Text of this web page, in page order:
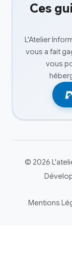
Ces
L'Atelier
vous a fait
vous
© 2026
Mentions